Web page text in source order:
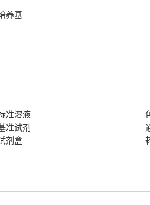
养基
准溶液
准试剂
剂盒